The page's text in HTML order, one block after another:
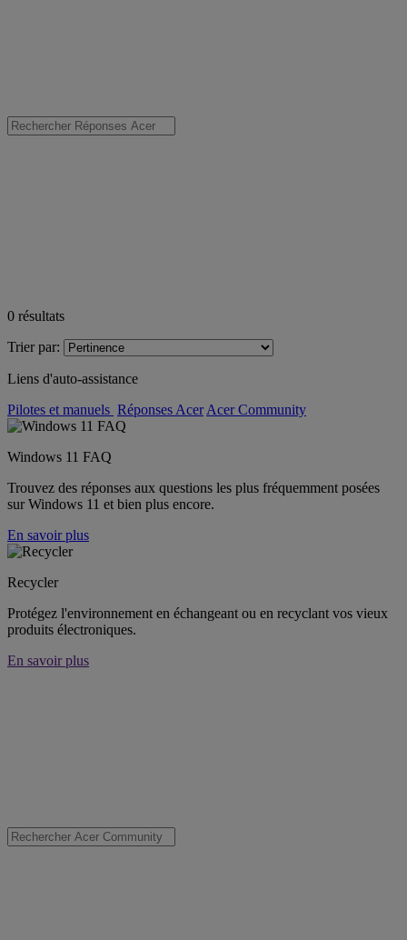
0 résultats
Trier par:
Liens d'auto-assistance
Pilotes et manuels Réponses Acer Acer Community
Windows 11 FAQ
Trouvez des réponses aux questions les plus fréquemment posées
sur Windows 11 et bien plus encore.
En savoir plus
Recycler
Protégez l'environnement en échangeant ou en recyclant vos vieux
produits électroniques.
En savoir plus